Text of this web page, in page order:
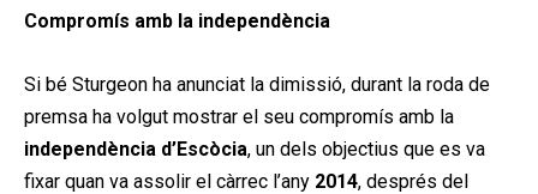
Compromís amb la independència
Si bé Sturgeon ha anunciat la dimissió, durant la roda de
premsa ha volgut mostrar el seu compromís amb la
independència d’Escòcia, un dels objectius que es va
fixar quan va assolir el càrrec l’any 2014, després del